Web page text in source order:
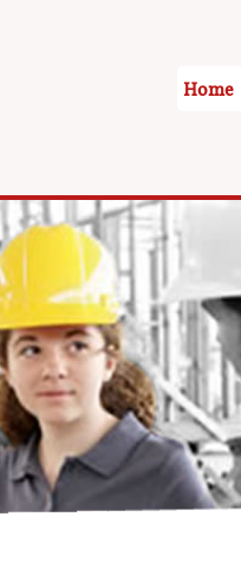
Home